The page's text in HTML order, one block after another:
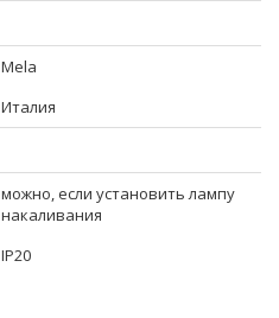
Mela
Италия
можно, если установить лампу
накаливания
IP20